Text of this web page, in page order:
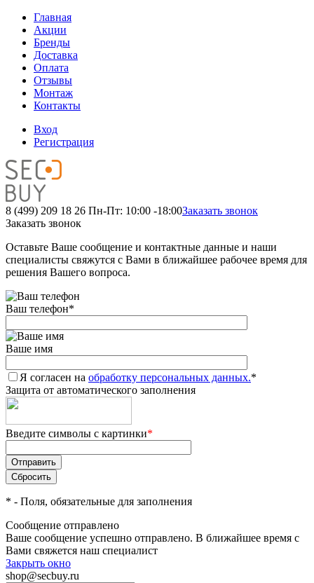
Главная
Акции
Бренды
Доставка
Оплата
Отзывы
Монтаж
Контакты
Вход
Регистрация
8 (499) 209 18 26 Пн-Пт: 10:00 -18:00Заказать звонок
Заказать звонок
Оставьте Ваше сообщение и контактные данные и наши
специалисты свяжутся с Вами в ближайшее рабочее время для
решения Вашего вопроса.
Ваш телефон*
Ваше имя
Я согласен на обработку персональных данных.*
Защита от автоматического заполнения
Введите символы с картинки*
* - Поля, обязательные для заполнения
Сообщение отправлено
Ваше сообщение успешно отправлено. В ближайшее время с
Вами свяжется наш специалист
Закрыть окно
shop@secbuy.ru